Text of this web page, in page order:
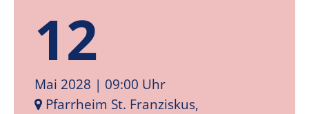
12
Mai 2028 | 09:00 Uhr
Pfarrheim St. Franziskus,